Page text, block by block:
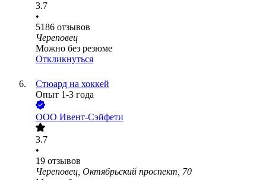
3.7
•
5186 отзывов
Череповец
Можно без резюме
Откликнуться
Стюард на хоккей
Опыт 1-3 года
ООО Ивент-Сэйфети
3.7
•
19 отзывов
Череповец, Октябрьский проспект, 70